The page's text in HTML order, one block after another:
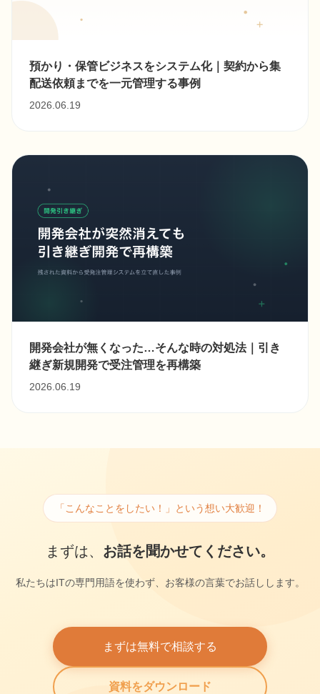
預かり・保管ビジネスをシステム化｜契約から集
配送依頼までを一元管理する事例
2026.06.19
開発会社が無くなった…そんな時の対処法｜引き
継ぎ新規開発で受注管理を再構築
2026.06.19
「こんなことをしたい！」という想い大歓迎！
まずは、 お話を聞かせてください。
私たちはITの専門用語を使わず、お客様の言葉でお話しします。
まずは無料で相談する
資料をダウンロード